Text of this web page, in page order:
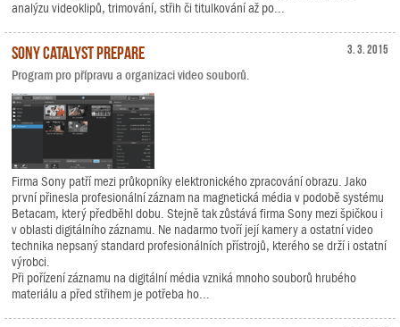
analýzu videoklipů, trimování, střih či titulkování až po...
3. 3. 2015
Sony Catalyst Prepare
Program pro přípravu a organizaci video souborů.
Firma Sony patří mezi průkopníky elektronického zpracování obrazu. Jako
první přinesla profesionální záznam na magnetická média v podobě systému
Betacam, který předběhl dobu. Stejně tak zůstává firma Sony mezi špičkou i
v oblasti digitálního záznamu. Ne nadarmo tvoří její kamery a ostatní video
technika nepsaný standard profesionálních přístrojů, kterého se drží i ostatní
výrobci.
Při pořízení záznamu na digitální média vzniká mnoho souborů hrubého
materiálu a před střihem je potřeba ho...